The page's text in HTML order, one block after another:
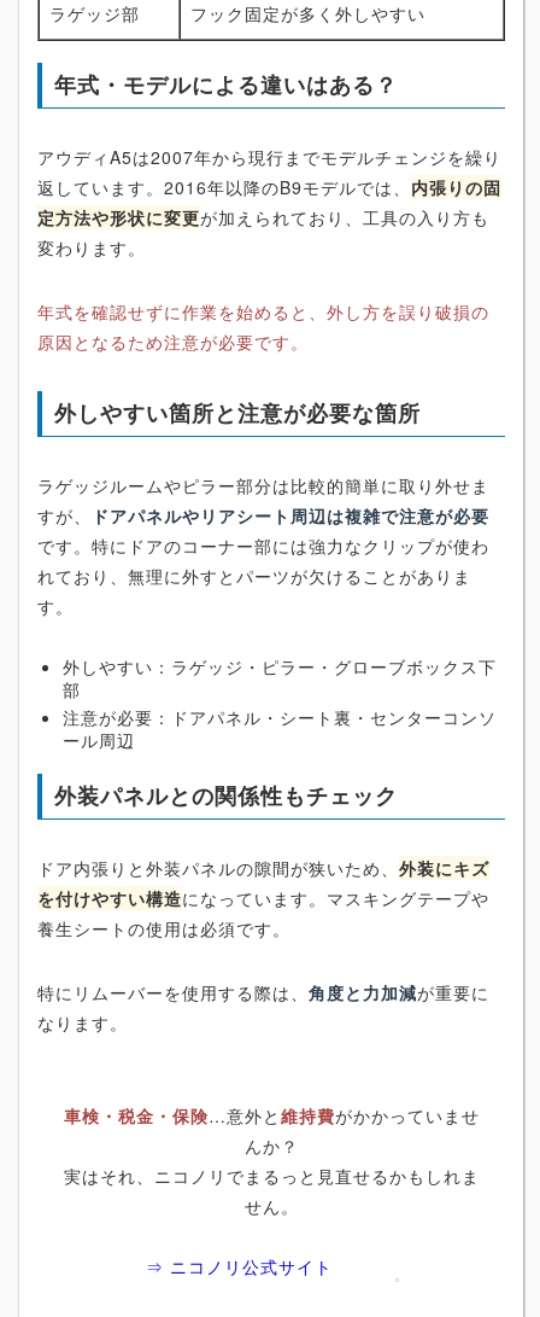
ラゲッジ部 フック固定が多く外しやすい
年式・モデルによる違いはある？
アウディA5は2007年から現行までモデルチェンジを繰り
返しています。2016年以降のB9モデルでは、 内張りの固
定方法や形状に変更が加えられており、工具の入り方も
変わります。
年式を確認せずに作業を始めると、外し方を誤り破損の
原因となるため注意が必要です。
外しやすい箇所と注意が必要な箇所
ラゲッジルームやピラー部分は比較的簡単に取り外せま
すが、
ドアパネルやリアシート周辺は複雑で注意が必要
です。特にドアのコーナー部には強力なクリップが使わ
れており、無理に外すとパーツが欠けることがありま
す。
外しやすい：ラゲッジ・ピラー・グローブボックス下
部
注意が必要：ドアパネル・シート裏・センターコンソ
ール周辺
外装パネルとの関係性もチェック
ドア内張りと外装パネルの隙間が狭いため、 外装にキズ
を付けやすい構造になっています。マスキングテープや
養生シートの使用は必須です。
特にリムーバーを使用する際は、 角度と力加減が重要に
なります。
車検・税金・保険…意外と 維持費がかかっていませ
んか？
実はそれ、ニコノリでまるっと見直せるかもしれま
せん。
⇒ ニコノリ公式サイト